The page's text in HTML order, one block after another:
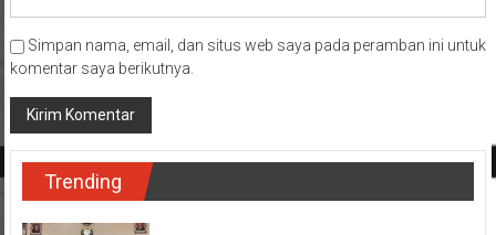
Simpan nama, email, dan situs web saya pada peramban ini untuk
komentar saya berikutnya.
Trending